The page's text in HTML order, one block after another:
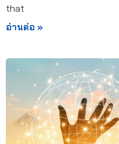
that
อ่านต่อ »